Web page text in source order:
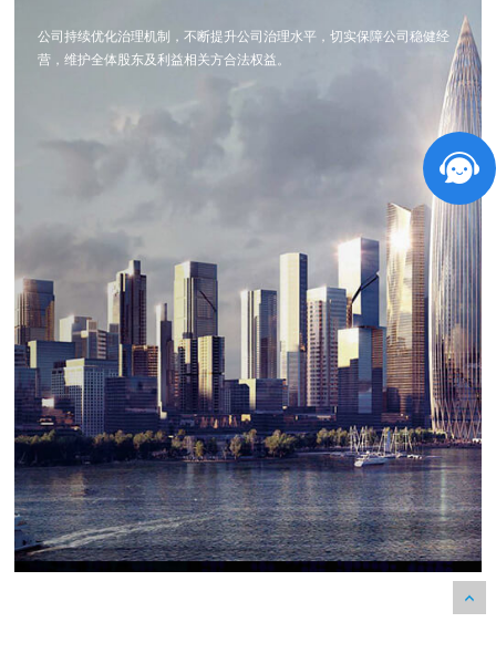
公司持续优化治理机制，不断提升公司治理水平，切实保障公司稳健经
营，维护全体股东及利益相关方合法权益。